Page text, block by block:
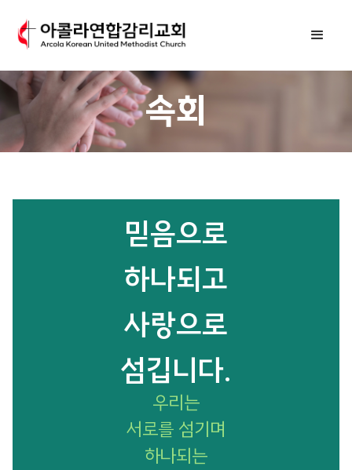
속회
믿음으로
하나되고
사랑으로
섬깁니다.
우리는
서로를 섬기며
하나되는